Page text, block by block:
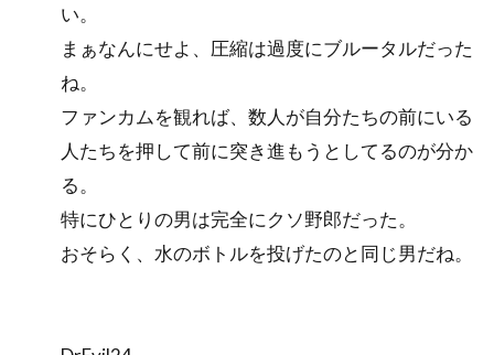
い。
まぁなんにせよ、圧縮は過度にブルータルだった
ね。
ファンカムを観れば、数人が自分たちの前にいる
人たちを押して前に突き進もうとしてるのが分か
る。
特にひとりの男は完全にクソ野郎だった。
おそらく、水のボトルを投げたのと同じ男だね。